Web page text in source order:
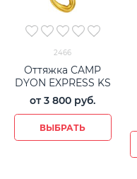
2466
Оттяжка CAMP
DYON EXPRESS KS
от3 800 руб.
ВЫБРАТЬ